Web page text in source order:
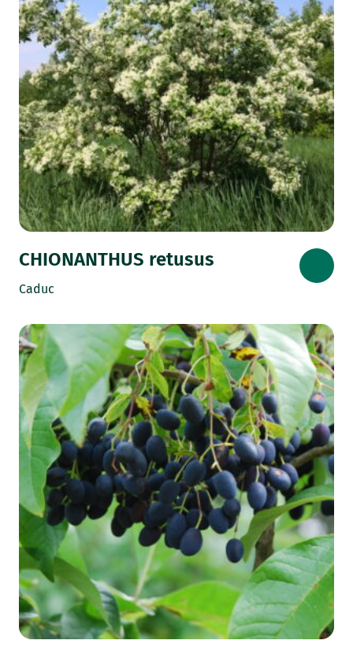
CHIONANTHUS retusus
Caduc